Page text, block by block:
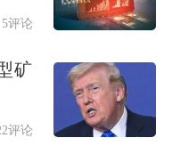
机构违法招揽
账户。对整治
避整治要求、
证监会及时采
5评论
矿
评论